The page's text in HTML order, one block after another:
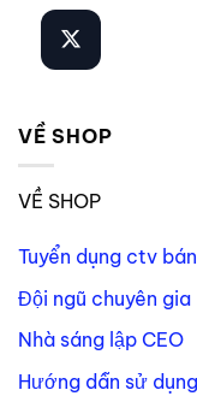
VỀ SHOP
VỀ SHOP
Tuyển dụng ctv
Đội ngũ chuyên gia
Nhà sáng lập CEO
Hướng dẫn sử